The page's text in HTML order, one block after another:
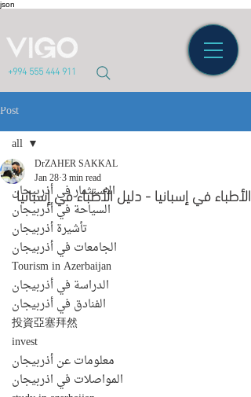
json
+994 555 444 911
Post
all
الاستثمار في أذربيجان
السياحة في أذربيجان
تأشيرة أذربيجان
الجامعات في أذربيجان
Tourism in Azerbaijan
الدراسة في أذربيجان
الفنادق في أذربيجان
投資亞塞拜然
invest
معلومات عن أذربيجان
المواصلات في اذربيجان
all
الأطباء في إسبانيا - دليل الأطباء في إسبانيا
DrZAHER SAKKAL
Jan 283 min read